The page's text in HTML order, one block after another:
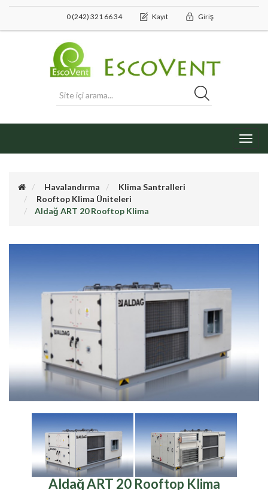
0 (242) 321 66 34 Kayıt Giriş
Havalandırma
Klima Santralleri
Rooftop Klima Üniteleri
Aldağ ART 20 Rooftop Klima
Aldağ ART 20 Rooftop Klima